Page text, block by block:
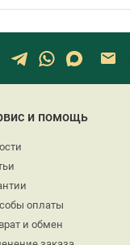
и помощь
оплаты
и обмен